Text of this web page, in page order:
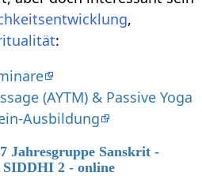
,
:
(AYTM) & Passive Yoga
Ausbildung
Jahresgruppe Sanskrit -
2 - online